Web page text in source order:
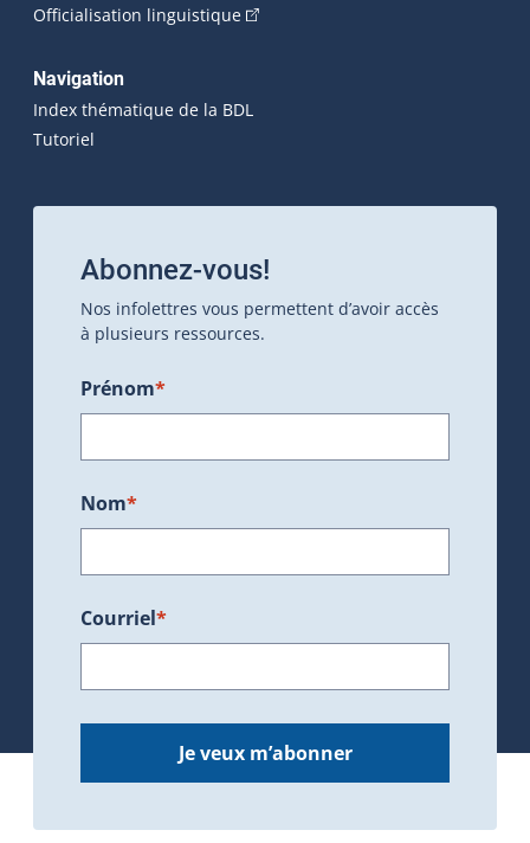
Officialisation linguistique(Cet hyperlien externe s'ouvrira
Navigation
Index thématique de la BDL
Tutoriel
Abonnez-vous!
Nos infolettres vous permettent d’avoir accès
à plusieurs ressources.
Prénom*
Nom*
Courriel*
Je veux m’abonner